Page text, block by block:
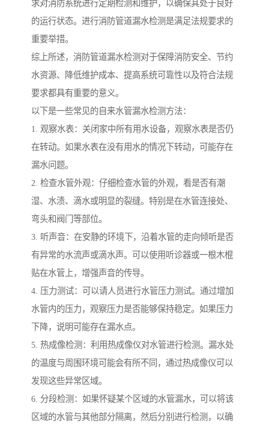
求对消防系统进行定期检测和维护，以确保其处于良好
的运行状态。进行消防管道漏水检测是满足法规要求的
重要举措。
综上所述，消防管道漏水检测对于保障消防安全、节约
水资源、降低维护成本、提高系统可靠性以及符合法规
要求都具有重要的意义。
以下是一些常见的自来水管漏水检测方法：
1. 观察水表：关闭家中所有用水设备，观察水表是否仍
在转动。如果水表在没有用水的情况下转动，可能存在
漏水问题。
2. 检查水管外观：仔细检查水管的外观，看是否有潮
湿、水渍、滴水或明显的裂缝。特别是在水管连接处、
弯头和阀门等部位。
3. 听声音：在安静的环境下，沿着水管的走向倾听是否
有异常的水流声或滴水声。可以使用听诊器或一根木棍
贴在水管上，增强声音的传导。
4. 压力测试：可以请人员进行水管压力测试。通过增加
水管内的压力，观察压力是否能够保持稳定。如果压力
下降，说明可能存在漏水点。
5. 热成像检测：利用热成像仪对水管进行检测。漏水处
的温度与周围环境可能会有所不同，通过热成像仪可以
发现这些异常区域。
6. 分段检测：如果怀疑某个区域的水管漏水，可以将该
区域的水管与其他部分隔离，然后分别进行检测，以确